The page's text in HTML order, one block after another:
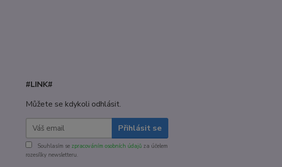
#LINK#
Můžete se kdykoli odhlásit.
Přihlásit se
Souhlasím se zpracováním osobních údajů za účelem
rozesílky newsletteru.